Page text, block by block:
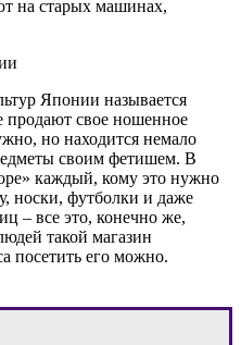
на старых машинах,
Японии называется
продают свое ношенное
но находится немало
своим фетишем. В
каждый, кому это нужно
носки, футболки и даже
– все это, конечно же,
такой магазин
посетить его можно.